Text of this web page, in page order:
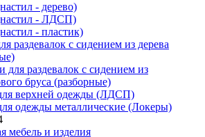
- дерево)
- ЛДСП)
- пластик)
раздевалок с сидением из дерева
для раздевалок с сидением из
бруса (разборные)
верхней одежды (ЛДСП)
одежды металлические (Локеры)